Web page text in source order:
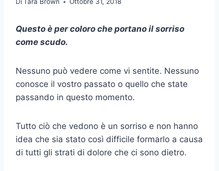
DiTara Brown Ottobre 31, 2018
Questo è per coloro che portano il sorriso
come scudo.
Nessuno può vedere come vi sentite. Nessuno
conosce il vostro passato o quello che state
passando in questo momento.
Tutto ciò che vedono è un sorriso e non hanno
idea che sia stato così difficile formarlo a causa
di tutti gli strati di dolore che ci sono dietro.